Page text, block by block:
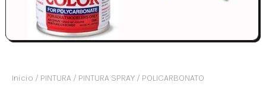
Inicio / PINTURA / PINTURA SPRAY / POLICARBONATO